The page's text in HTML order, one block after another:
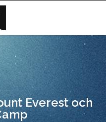
Everest och